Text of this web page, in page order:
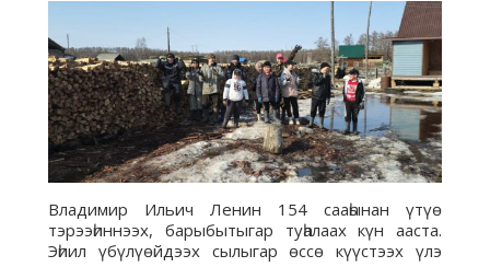
Владимир Ильич Ленин 154 сааһынан үтүө
тэрээһиннээх, барыбытыгар туһалаах күн ааста.
Эһиил үбүлүөйдээх сылыгар өссө күүстээх үлэ